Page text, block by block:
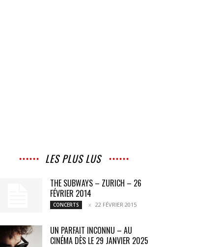
LES PLUS LUS
THE SUBWAYS – ZURICH – 26
FÉVRIER 2014
CONCERTS 22 FÉVRIER 2015
UN PARFAIT INCONNU – AU
CINÉMA DÈS LE 29 JANVIER 2025